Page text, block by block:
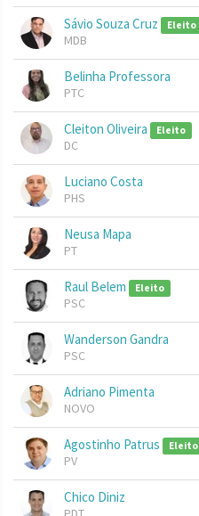
Sávio Souza Cruz Eleito
MDB
Belinha Professora
PTC
Cleiton Oliveira Eleito
DC
Luciano Costa
PHS
Neusa Mapa
PT
Raul Belem Eleito
PSC
Wanderson Gandra
PSC
Adriano Pimenta
NOVO
Agostinho Patrus Eleito
PV
Chico Diniz